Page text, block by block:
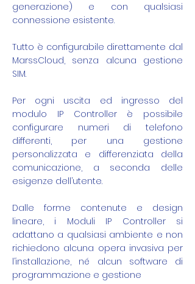
generazione) e con qualsiasi
connessione esistente.
Tutto è configurabile direttamente dal
MarssCloud, senza alcuna gestione
SIM.
Per ogni uscita ed ingresso del
modulo IP Controller è possibile
configurare numeri di telefono
differenti, per una gestione
personalizzata e differenziata della
comunicazione, a seconda delle
esigenze dell’utente.
Dalle forme contenute e design
lineare, i Moduli IP Controller si
adattano a qualsiasi ambiente e non
richiedono alcuna opera invasiva per
l’installazione, né alcun software di
programmazione e gestione